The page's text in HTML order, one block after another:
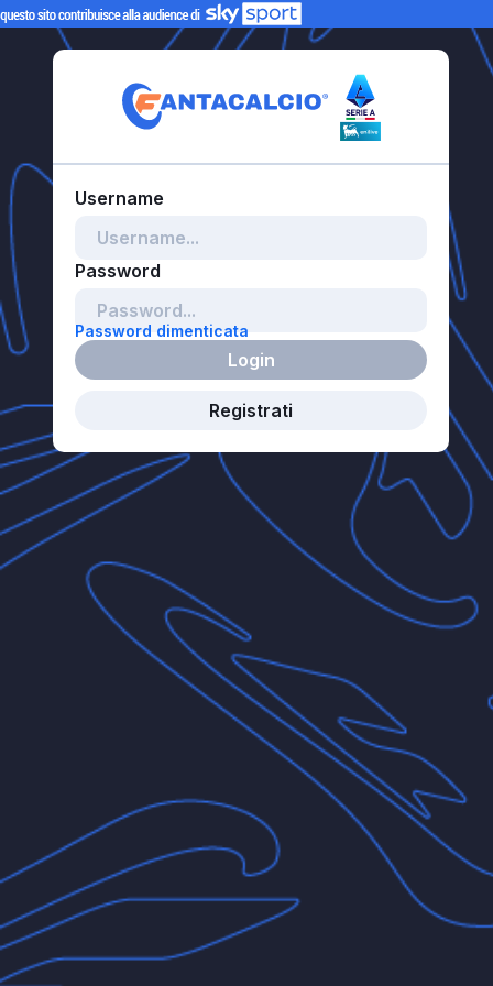
Password dimenticata
Login
Registrati